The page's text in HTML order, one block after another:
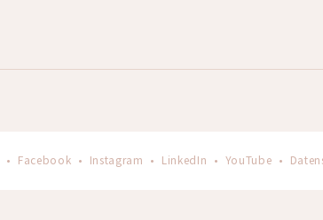
• Facebook • Instagram • LinkedIn • YouTube •